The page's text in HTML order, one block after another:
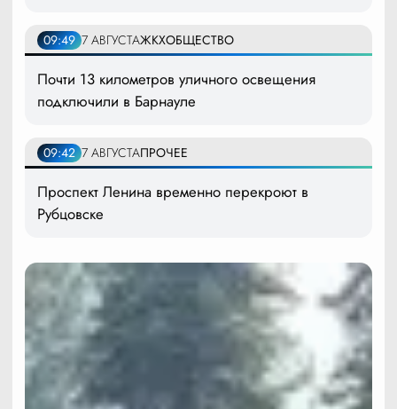
09:49 7 АВГУСТАЖКХОБЩЕСТВО
Почти 13 километров уличного освещения
подключили в Барнауле
09:42 7 АВГУСТАПРОЧЕЕ
Проспект Ленина временно перекроют в
Рубцовске